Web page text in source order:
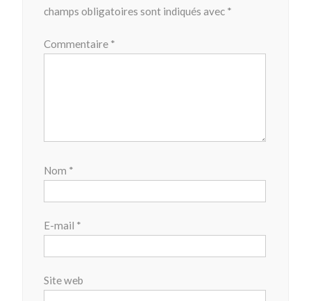
champs obligatoires sont indiqués avec *
Commentaire *
Nom *
E-mail *
Site web